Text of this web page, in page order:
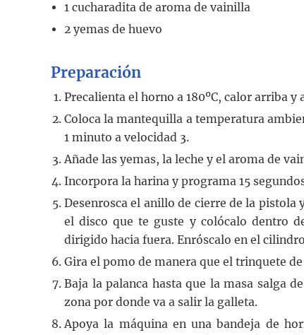
1 cucharadita de aroma de vainilla
2 yemas de huevo
Preparación
Precalienta el horno a 180ºC, calor arriba y
Coloca la mantequilla a temperatura
1 minuto a velocidad 3.
Añade las yemas, la leche y el aroma de
Incorpora la harina y programa 15
Desenrosca el anillo de cierre de la
el disco que te guste y colócalo dentro
dirigido hacia fuera. Enróscalo en el
Gira el pomo de manera que el trinquete
Baja la palanca hasta que la masa salga
zona por donde va a salir la galleta.
Apoya la máquina en una bandeja de